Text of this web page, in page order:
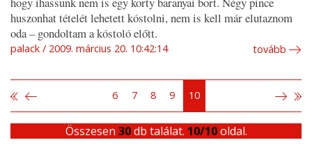
huszonhat tételét lehetett kóstolni, nem is kell már elutaznom
oda – gondoltam a kóstoló előtt.
palack 2009. március 20. 10:42:14 tovább
6 7 8 9 10
Összesen 30db találat. 10/10oldal.